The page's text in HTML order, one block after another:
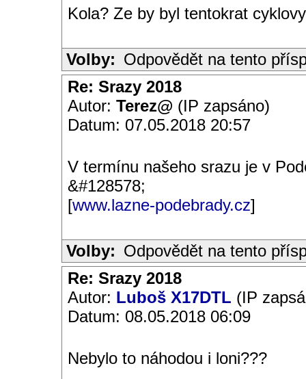
Kola? Ze by byl tentokrat
Volby: Odpovědět na tento
Re: Srazy 2018
Autor: Terez@ (IP zapsáno)
Datum: 07.05.2018 20:57
V termínu našeho srazu je v
&#128578;
[www.lazne-podebrady.cz]
Volby: Odpovědět na tento
Re: Srazy 2018
Autor: Luboš X17DTL (IP
Datum: 08.05.2018 06:09
Nebylo to náhodou i loni???